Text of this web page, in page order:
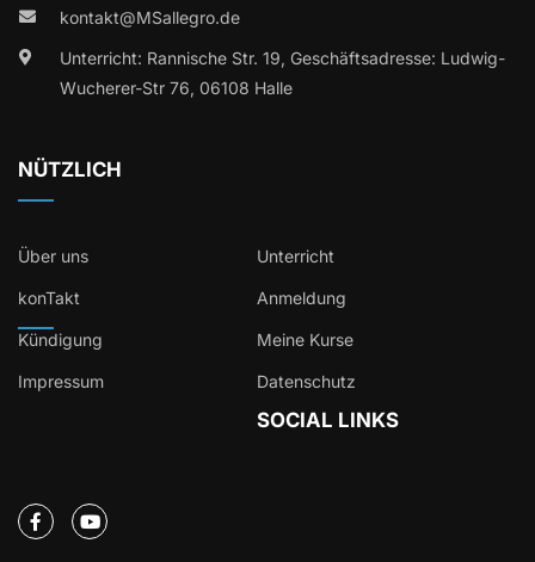
kontakt@MSallegro.de
Unterricht: Rannische Str. 19, Geschäftsadresse: Ludwig-
Wucherer-Str 76, 06108 Halle
NÜTZLICH
Über uns Unterricht
konTakt Anmeldung
Kündigung Meine Kurse
Impressum Datenschutz
SOCIAL LINKS